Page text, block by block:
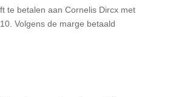
te betalen aan Cornelis Dircx met
Volgens de marge betaald